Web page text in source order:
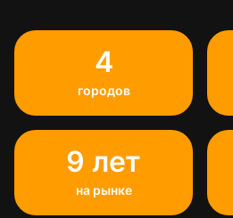
4
городов
9 лет
на рынке